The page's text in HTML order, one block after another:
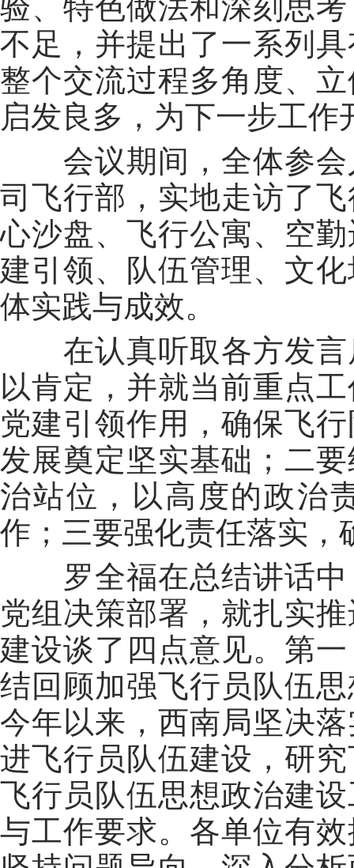
验、特色做法和深刻思
不足，并提出了一系列
整个交流过程多角度、
启发良多，为下一步工
会议期间，全体参
司飞行部，实地走访了
心沙盘、飞行公寓、空
建引领、队伍管理、文
体实践与成效。
在认真听取各方发
以肯定，并就当前重点
党建引领作用，确保飞
发展奠定坚实基础；二
治站位，以高度的政治
作；三要强化责任落实，
罗全福在总结讲话
党组决策部署，就扎实
建设谈了四点意见。 第
结回顾加强飞行员队伍
今年以来，西南局坚决
进飞行员队伍建设，研
飞行员队伍思想政治建
与工作要求。各单位有